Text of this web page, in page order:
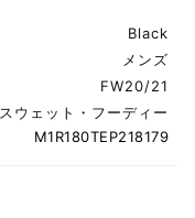
Black
メンズ
FW20/21
スウェット・フーディー
M1R180TEP218179